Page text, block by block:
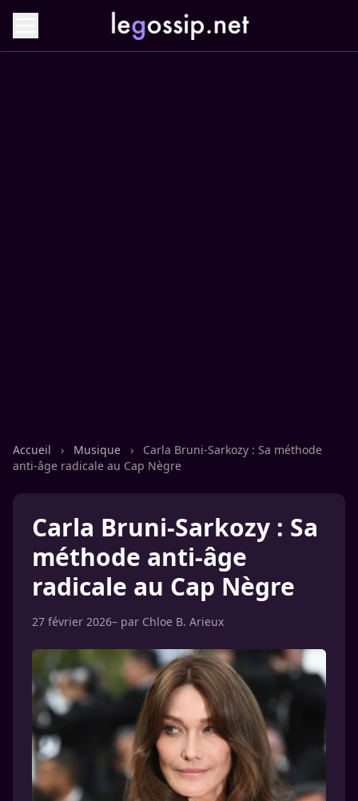
Accueil › Musique ›
Carla Bruni-Sarkozy : Sa méthode
anti-âge radicale au Cap Nègre
Carla Bruni-Sarkozy : Sa
méthode anti-âge
radicale au Cap Nègre
27 février 2026– par Chloe B. Arieux